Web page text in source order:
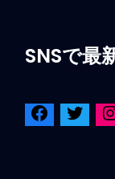
SNSで最